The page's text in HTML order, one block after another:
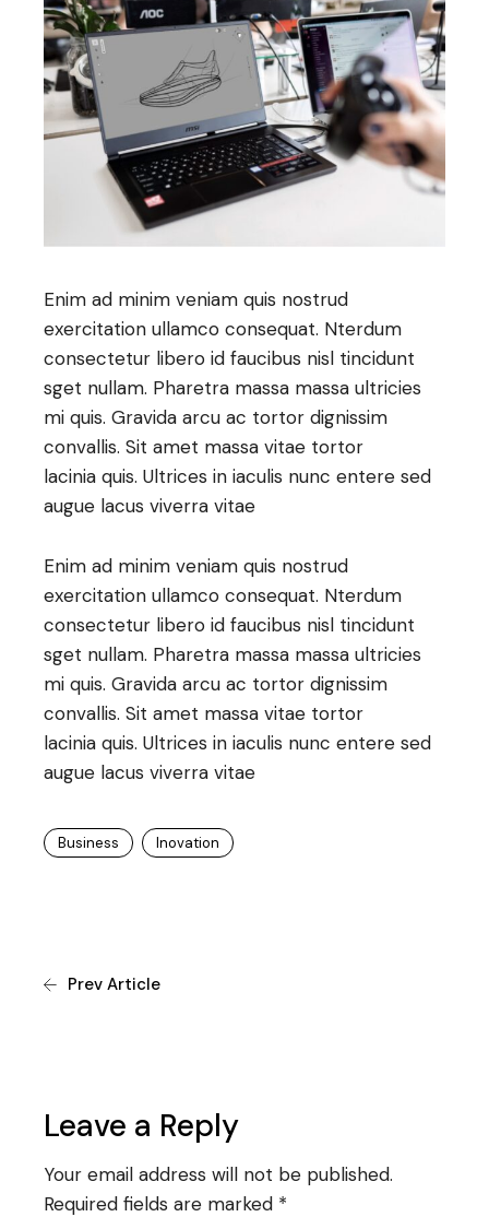
Enim ad minim veniam quis nostrud
exercitation ullamco consequat. Nterdum
consectetur libero id faucibus nisl tincidunt
sget nullam. Pharetra massa massa ultricies
mi quis. Gravida arcu ac tortor dignissim
convallis. Sit amet massa vitae tortor
lacinia quis. Ultrices in iaculis nunc entere sed
augue lacus viverra vitae
Enim ad minim veniam quis nostrud
exercitation ullamco consequat. Nterdum
consectetur libero id faucibus nisl tincidunt
sget nullam. Pharetra massa massa ultricies
mi quis. Gravida arcu ac tortor dignissim
convallis. Sit amet massa vitae tortor
lacinia quis. Ultrices in iaculis nunc entere sed
augue lacus viverra vitae
Business Inovation
Prev Article
Leave a Reply
Your email address will not be published.
Required fields are marked *